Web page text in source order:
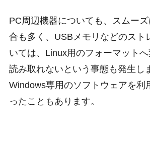
PC周辺機器についても、スムー
合も多く、USBメモリなどのスト
いては、Linux用のフォーマット
読み取れないという事態も発生し
Windows専用のソフトウェアを利
ったこともあります。